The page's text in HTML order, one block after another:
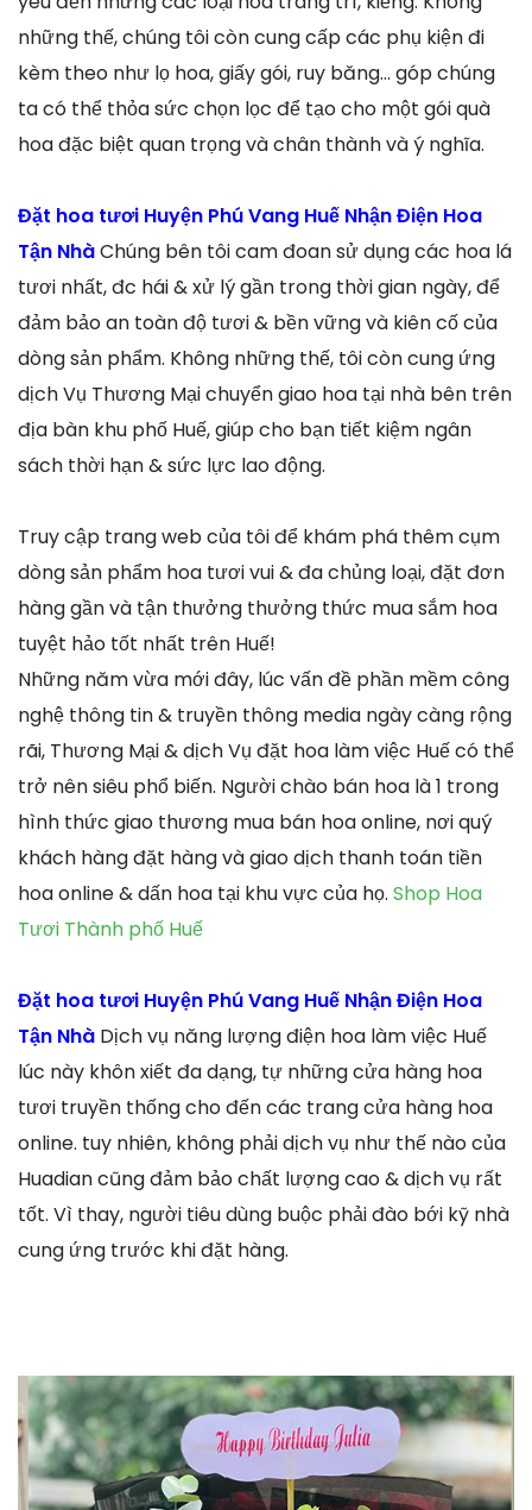
những thế, chúng tôi còn cung cấp các phụ kiện đi
kèm theo như lọ hoa, giấy gói, ruy băng… góp chúng
ta có thể thỏa sức chọn lọc để tạo cho một gói quà
hoa đặc biệt quan trọng và chân thành và ý nghĩa.
Đặt hoa tươi Huyện Phú Vang Huế Nhận Điện Hoa
Tận NhàChúng bên tôi cam đoan sử dụng các hoa lá
tươi nhất, đc hái & xử lý gần trong thời gian ngày, để
đảm bảo an toàn độ tươi & bền vững và kiên cố của
dòng sản phẩm. Không những thế, tôi còn cung ứng
dịch Vụ Thương Mại chuyển giao hoa tại nhà bên trên
địa bàn khu phố Huế, giúp cho bạn tiết kiệm ngân
sách thời hạn & sức lực lao động.
Truy cập trang web của tôi để khám phá thêm cụm
dòng sản phẩm hoa tươi vui & đa chủng loại, đặt đơn
hàng gần và tận thưởng thưởng thức mua sắm hoa
tuyệt hảo tốt nhất trên Huế!
Những năm vừa mới đây, lúc vấn đề phần mềm công
nghệ thông tin & truyền thông media ngày càng rộng
rãi, Thương Mại & dịch Vụ đặt hoa làm việc Huế có thể
trở nên siêu phổ biến. Người chào bán hoa là 1 trong
hình thức giao thương mua bán hoa online, nơi quý
khách hàng đặt hàng và giao dịch thanh toán tiền
hoa online & dấn hoa tại khu vực của họ. Shop Hoa
Tươi Thành phố Huế
Đặt hoa tươi Huyện Phú Vang Huế Nhận Điện Hoa
Tận Nhà Dịch vụ năng lượng điện hoa làm việc Huế
lúc này khôn xiết đa dạng, tự những cửa hàng hoa
tươi truyền thống cho đến các trang cửa hàng hoa
online. tuy nhiên, không phải dịch vụ như thế nào của
Huadian cũng đảm bảo chất lượng cao & dịch vụ rất
tốt. Vì thay, người tiêu dùng buộc phải đào bới kỹ nhà
cung ứng trước khi đặt hàng.